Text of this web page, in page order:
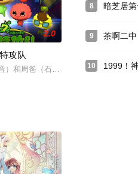
毁、龙泉宝藏下落不明，前朝皇子李
化亿万血雨，洒落万古岁月，经历
2.0
攻队
）和周爸（石班瑜 饰）、外星狗七
8 暗芝居
9 茶啊二
10 1999！